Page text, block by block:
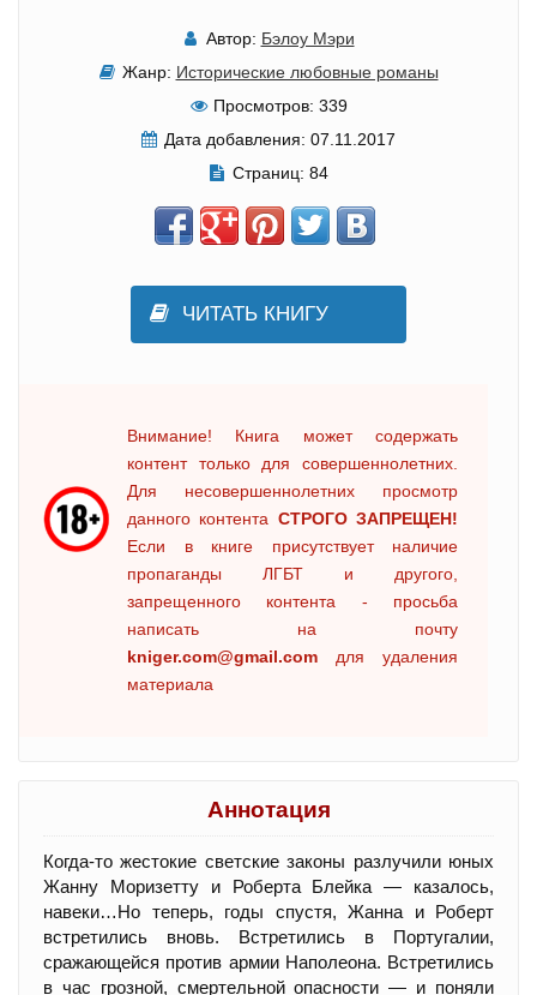
Автор: Бэлоу Мэри
Жанр: Исторические любовные романы
Просмотров: 339
Дата добавления: 07.11.2017
Страниц: 84
ЧИТАТЬ КНИГУ
Внимание! Книга может содержать
контент только для совершеннолетних.
Для несовершеннолетних просмотр
данного контента СТРОГО ЗАПРЕЩЕН!
Если в книге присутствует наличие
пропаганды ЛГБТ и другого,
запрещенного контента - просьба
написать на почту
kniger.com@gmail.com для удаления
материала
Аннотация
Когда-то жестокие светские законы разлучили юных
Жанну Моризетту и Роберта Блейка — казалось,
навеки…Но теперь, годы спустя, Жанна и Роберт
встретились вновь. Встретились в Португалии,
сражающейся против армии Наполеона. Встретились
в час грозной, смертельной опасности — и поняли